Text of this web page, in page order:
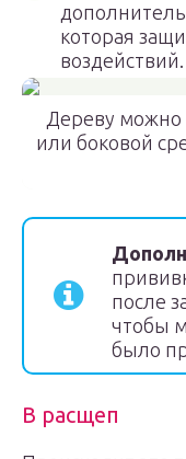
которая
воздействий.
Дереву можно
или боковой
после
чтобы
было
В расщеп